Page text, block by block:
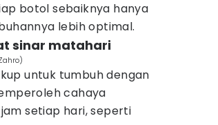
botol sebaiknya hanya
lebih optimal.
sinar matahari
untuk tumbuh dengan
cahaya
setiap hari, seperti